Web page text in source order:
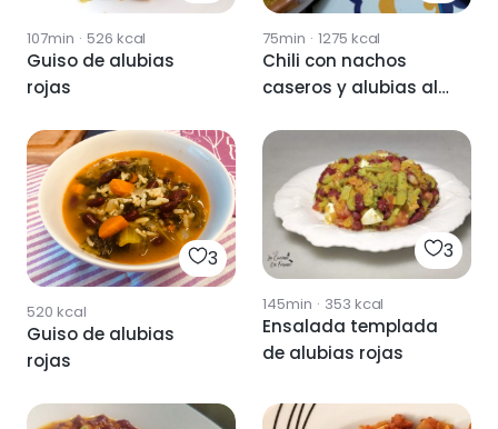
107min · 526 kcal
Guiso de alubias
rojas
75min · 1275 kcal
Chili con nachos
caseros y alubias al
3
520 kcal
Guiso de alubias
rojas
3
145min · 353 kcal
Ensalada templada
de alubias rojas